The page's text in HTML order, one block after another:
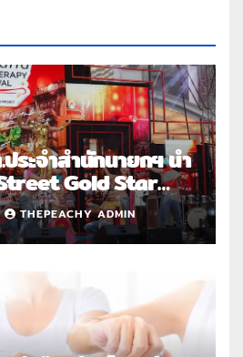
ระจำสำนักนายกฯ นำ
Gold Star
งหวัดต้นแบบ
THEPEACHY ADMIN